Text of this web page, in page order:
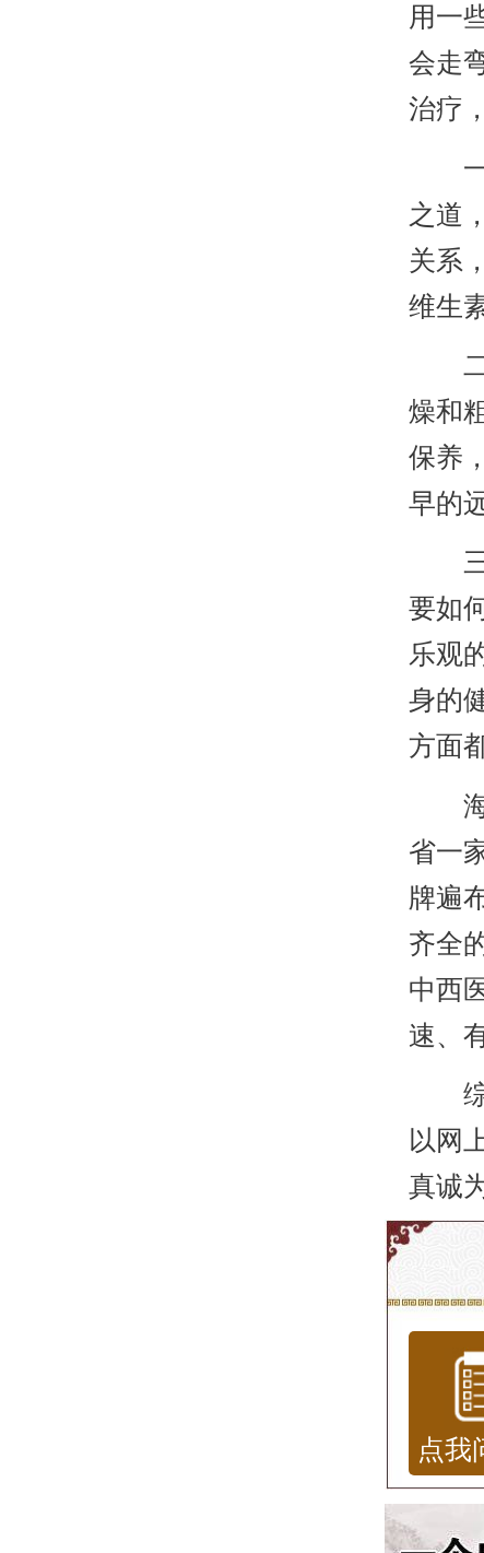
用一
会走
治疗
一
之道
关系
维生
二
燥和
保养
早的
三
要如
乐观
身的
方面
海
省一
牌遍
齐全
中西
速、
综
以网
真诚
点我